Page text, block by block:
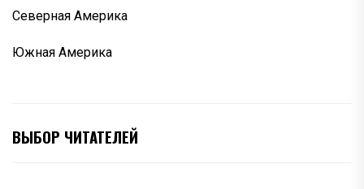
Северная Америка
Южная Америка
ВЫБОР ЧИТАТЕЛЕЙ